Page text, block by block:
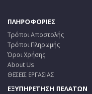
ΠΛΗΡΟΦΟΡΙΕΣ
Τρόποι Αποστολής
Τρόποι Πληρωμής
Όροι Χρήσης
About Us
ΘΕΣΕΙΣ ΕΡΓΑΣΙΑΣ
ΕΞΥΠΗΡΕΤΗΣΗ ΠΕΛΑΤΩΝ